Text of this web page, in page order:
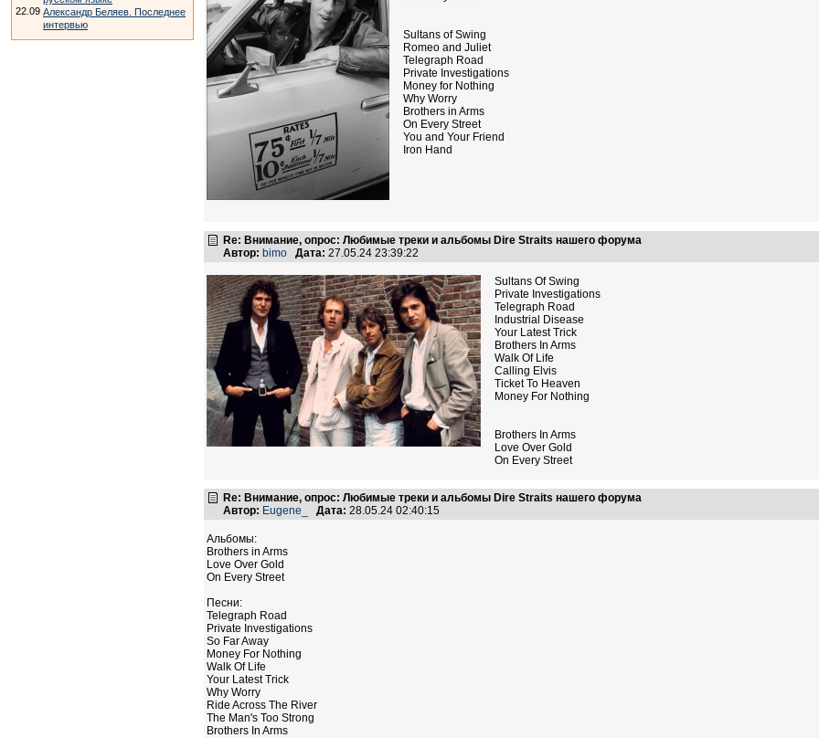
22.09 Александр Беляев. Последнее
интервью
Sultans of Swing
Romeo and Juliet
Telegraph Road
Private Investigations
Money for Nothing
Why Worry
Brothers in Arms
On Every Street
You and Your Friend
Iron Hand
Re: Внимание, опрос: Любимые треки и альбомы Dire Straits нашего форума
Автор: bimo Дата: 27.05.24 23:39:22
Sultans Of Swing
Private Investigations
Telegraph Road
Industrial Disease
Your Latest Trick
Brothers In Arms
Walk Of Life
Calling Elvis
Ticket To Heaven
Money For Nothing
Brothers In Arms
Love Over Gold
On Every Street
Re: Внимание, опрос: Любимые треки и альбомы Dire Straits нашего форума
Автор: Eugene_ Дата: 28.05.24 02:40:15
Альбомы:
Brothers in Arms
Love Over Gold
On Every Street
Песни:
Telegraph Road
Private Investigations
So Far Away
Money For Nothing
Walk Of Life
Your Latest Trick
Why Worry
Ride Across The River
The Man's Too Strong
Brothers In Arms